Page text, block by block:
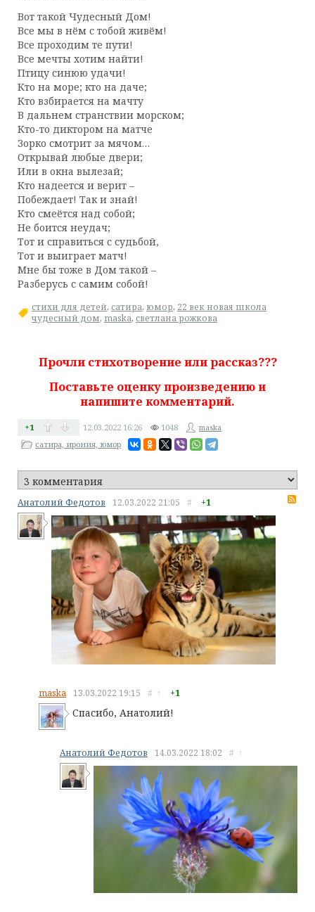
Вот такой Чудесный Дом!
Все мы в нём с тобой живём!
Все проходим те пути!
Все мечты хотим найти!
Птицу синюю удачи!
Кто на море; кто на даче;
Кто взбирается на мачту
В дальнем странствии морском;
Кто-то диктором на матче
Зорко смотрит за мячом…
Открывай любые двери;
Или в окна вылезай;
Кто надеется и верит –
Побеждает! Так и знай!
Кто смеётся над собой;
Не боится неудач;
Тот и справиться с судьбой,
Тот и выиграет матч!
Мне бы тоже в Дом такой –
Разберусь с самим собой!
стихи для детей, сатира, юмор, 22 век новая школа
чудесный дом, maska, светлана рожкова
Прочли стихотворение или рассказ???
Поставьте оценку произведению и
напишите комментарий.
+1 12.03.2022 16:26 1048
maska
сатира, ирония, юмор
Анатолий Федотов 12.03.2022 21:05 # +1
maska 13.03.2022 19:15 # ↑ +1
Спасибо, Анатолий!
Анатолий Федотов 14.03.2022 18:02 # ↑